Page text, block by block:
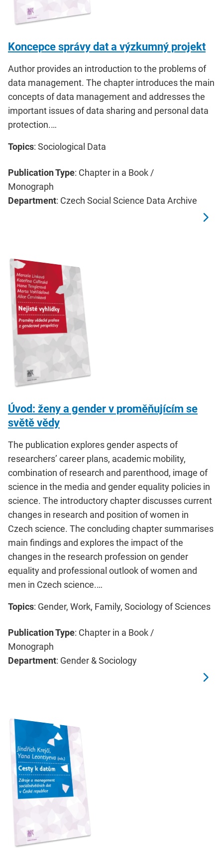
Koncepce správy dat a výzkumný projekt
Author provides an introduction to the problems of
data management. The chapter introduces the main
concepts of data management and addresses the
important issues of data sharing and personal data
protection.…
Topics: Sociological Data
Publication Type: Chapter in a Book /
Monograph
Department: Czech Social Science Data Archive
Úvod: ženy a gender v proměňujícím se
světě vědy
The publication explores gender aspects of
researchers’ career plans, academic mobility,
combination of research and parenthood, image of
science in the media and gender equality policies in
science. The introductory chapter discusses current
changes in research and position of women in
Czech science. The concluding chapter summarises
main findings and explores the impact of the
changes in the research profession on gender
equality and professional outlook of women and
men in Czech science.…
Topics: Gender, Work, Family, Sociology of Sciences
Publication Type: Chapter in a Book /
Monograph
Department: Gender & Sociology